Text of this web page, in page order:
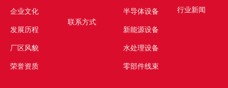
企业文化
发展历程
厂区风貌
荣誉资质
半导体设备
新能源设备
水处理设备
零部件线束
行业新闻
联系方式